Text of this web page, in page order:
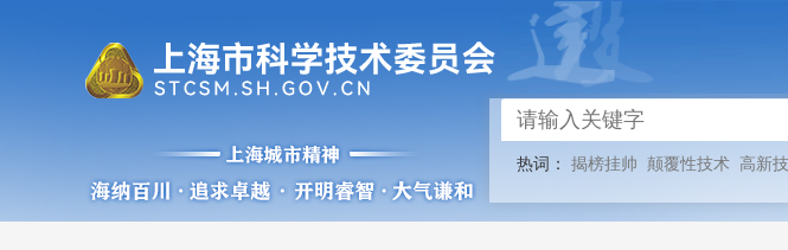
热词： 揭榜挂帅 颠覆性技术 高新